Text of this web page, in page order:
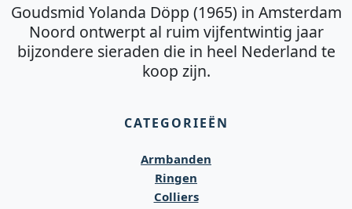
Goudsmid Yolanda Döpp (1965) in Amsterdam
Noord ontwerpt al ruim vijfentwintig jaar
bijzondere sieraden die in heel Nederland te
koop zijn.
CATEGORIEËN
Armbanden
Ringen
Colliers